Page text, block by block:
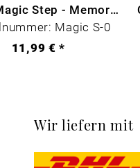
Pedag Magic Step - Memory Schaum
Magic S-0
11,99 € *
Wir liefern mit